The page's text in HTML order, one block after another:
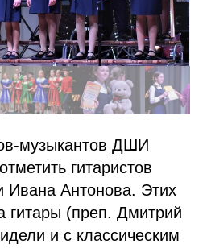
музыкантов ДШИ
гитаристов
Ивана Антонова. Этих
гитары (преп. Дмитрий
и с классическим